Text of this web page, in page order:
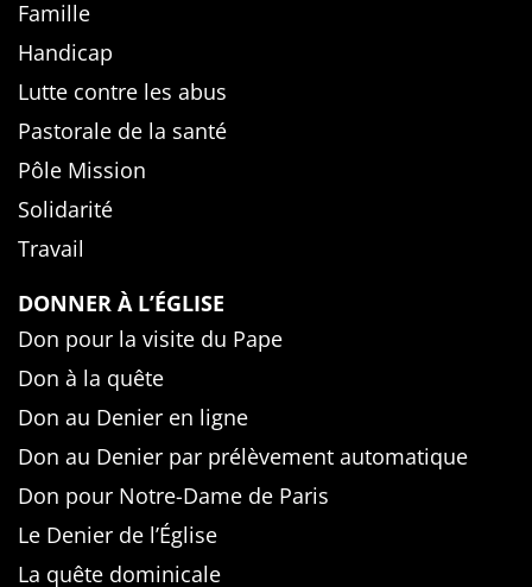
Famille
Handicap
Lutte contre les abus
Pastorale de la santé
Pôle Mission
Solidarité
Travail
DONNER À L’ÉGLISE
Don pour la visite du Pape
Don à la quête
Don au Denier en ligne
Don au Denier par prélèvement automatique
Don pour Notre-Dame de Paris
Le Denier de l’Église
La quête dominicale